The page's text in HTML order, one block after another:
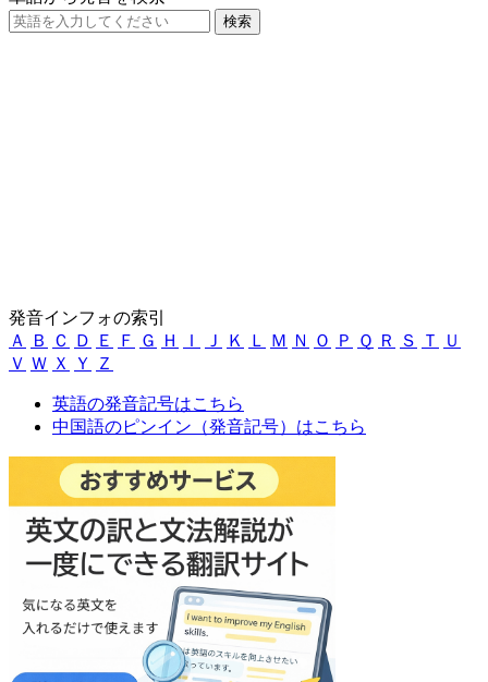
発音インフォの索引
Ａ
Ｂ Ｃ Ｄ Ｅ Ｆ Ｇ Ｈ Ｉ Ｊ Ｋ Ｌ Ｍ Ｎ Ｏ Ｐ Ｑ Ｒ Ｓ Ｔ
Ｕ
Ｖ Ｗ Ｘ Ｙ Ｚ
英語の発音記号はこちら
中国語のピンイン（発音記号）はこちら